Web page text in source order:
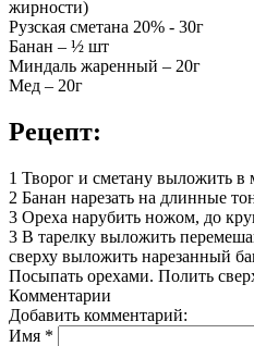
жирности)
Рузская сметана 20% - 30г
Банан – ½ шт
Миндаль жаренный – 20г
Мед – 20г
Рецепт:
1 Творог и сметану выложить в
2 Банан нарезать на длинные
3 Ореха нарубить ножом, до
3 В тарелку выложить
сверху выложить нарезанный
Посыпать орехами. Полить
Комментарии
Добавить комментарий:
Имя *